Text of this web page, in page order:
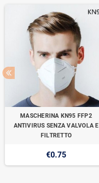
MASCHERINA KN95 FFP2
ANTIVIRUS SENZA VALVOLA E
FILTRETTO
€0.75